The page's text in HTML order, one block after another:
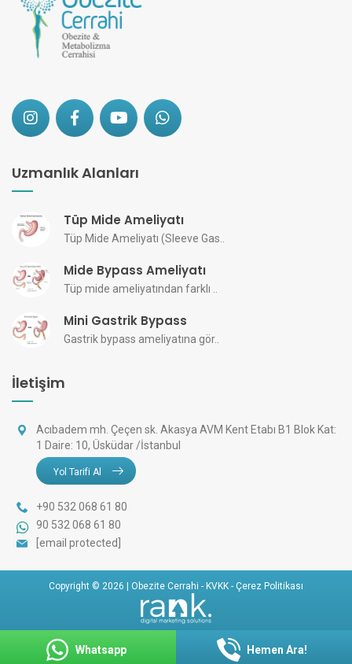
Whatsapp Hemen Ara!
Uzmanlık Alanları
Tüp Mide Ameliyatı
Tüp Mide Ameliyatı (Sleeve Gas..
Mide Bypass Ameliyatı
Tüp mide ameliyatından farklı ..
Mini Gastrik Bypass
Gastrik bypass ameliyatına gör..
İletişim
Acıbadem mh. Çeçen sk. Akasya AVM Kent Etabı B1 Blok Kat:
1 Daire: 10, Üsküdar /İstanbul
Yol Tarifi Al
+90 532 068 61 80
90 532 068 61 80
[email protected]
Copyright © 2026 | Obezite Cerrahi - KVKK - Çerez Politikası